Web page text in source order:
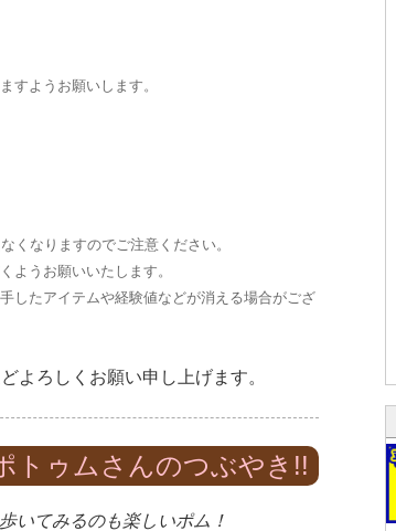
すようお願いします。
くなりますのでご注意ください。
ようお願いいたします。
したアイテムや経験値などが消える場合がござ
よろしくお願い申し上げます。
トゥムさんのつぶやき!!
いてみるのも楽しいポム！